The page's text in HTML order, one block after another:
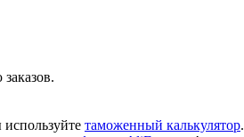
таможенный калькулятор.